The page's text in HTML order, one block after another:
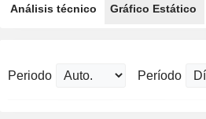
Análisis técnico Gráfico Estático
Periodo Período